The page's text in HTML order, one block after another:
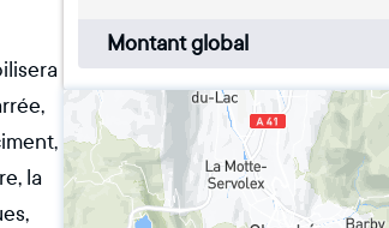
la
Montant global